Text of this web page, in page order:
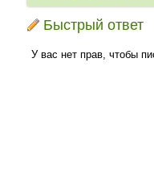
Быстрый ответ
У вас нет прав, чтобы